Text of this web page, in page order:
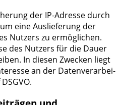
der IP-Adres­se durch
eine Aus­lie­fe­rung der
Nut­zers zu ermög­li­chen.
des Nut­zers für die Dau­er
In die­sen Zwe­cken liegt
an der Daten­ver­ar­bei­